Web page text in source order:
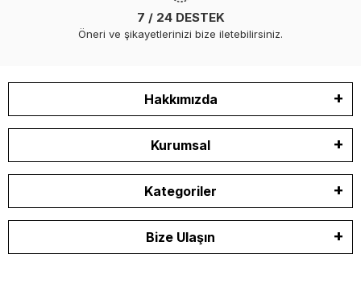
7 / 24 DESTEK
Öneri ve şikayetlerinizi bize iletebilirsiniz.
Hakkımızda
Kurumsal
Kategoriler
Bize Ulaşın